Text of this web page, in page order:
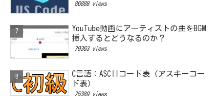
86888 views
YouTube動画にアーティストの曲をBGM
挿入するとどうなるのか？
79363 views
C言語：ASCIIコード表（アスキーコー
ド表）
75389 views